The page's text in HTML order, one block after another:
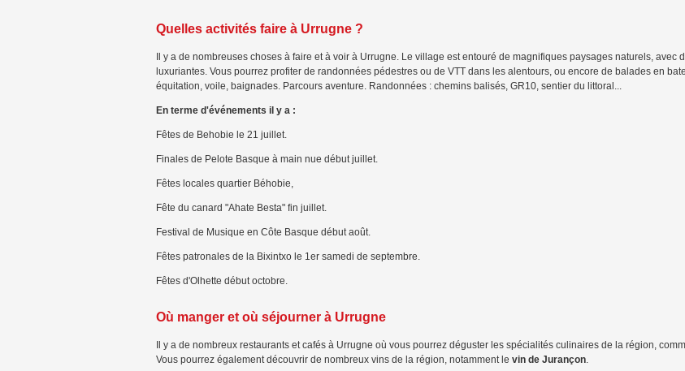
Quelles activités faire à Urrugne ?
Il y a de nombreuses choses à faire et à voir à Urrugne. Le village est entouré de magnifiques paysages naturels,
luxuriantes. Vous pourrez profiter de randonnées pédestres ou de VTT dans les alentours, ou encore de balades en
équitation, voile, baignades. Parcours aventure. Randonnées : chemins balisés, GR10, sentier du littoral...
En terme d'événements il y a :
Fêtes de Behobie le 21 juillet.
Finales de Pelote Basque à main nue début juillet.
Fêtes locales quartier Béhobie,
Fête du canard "Ahate Besta" fin juillet.
Festival de Musique en Côte Basque début août.
Fêtes patronales de la Bixintxo le 1er samedi de septembre.
Fêtes d'Olhette début octobre.
Où manger et où séjourner à Urrugne
Il y a de nombreux restaurants et cafés à Urrugne où vous pourrez déguster les spécialités culinaires de la région,
Vous pourrez également découvrir de nombreux vins de la région, notamment le vin de Jurançon.